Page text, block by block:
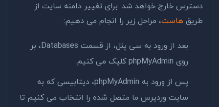
دسترس خارج خواهد شد. برای تغییر دامنه سایت از
طریق هاست، مراحل زیر را انجام می دهیم:
بعد از ورود به سی پنل، از قسمت Databases، بر
روی phpMyAdmin کلیک می کنیم.
پس از ورود به phpMyAdmin، دیتابیسی که به
سایت وردپرس ما متصل شده را انتخاب می کنیم تا